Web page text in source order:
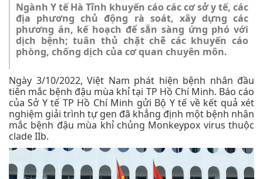
Ngành Y tế Hà Tĩnh khuyến cáo các cơ sở y tế, các
địa phương chủ động rà soát, xây dựng các
phương án, kế hoạch để sẵn sàng ứng phó với
dịch bệnh; tuân thủ chặt chẽ các khuyến cáo
phòng, chống dịch của cơ quan chuyên môn.
Ngày 3/10/2022, Việt Nam phát hiện bệnh nhân đầu
tiên mắc bệnh đậu mùa khỉ tại TP Hồ Chí Minh. Báo cáo
của Sở Y tế TP Hồ Chí Minh gửi Bộ Y tế về kết quả xét
nghiệm giải trình tự gen đã khẳng định một bệnh nhân
mắc bệnh đậu mùa khỉ chủng Monkeypox virus thuộc
clade IIb.